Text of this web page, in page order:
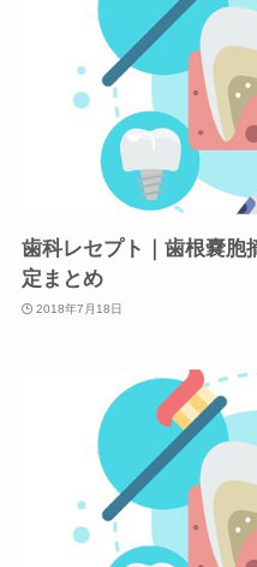
歯科レセプト｜歯根嚢胞
定まとめ
2018年7月18日